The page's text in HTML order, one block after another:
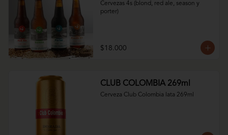
Cervezas 4s (blond, red ale, season y
porter)
$18.000
CLUB COLOMBIA 269ml
Cerveza Club Colombia lata 269ml